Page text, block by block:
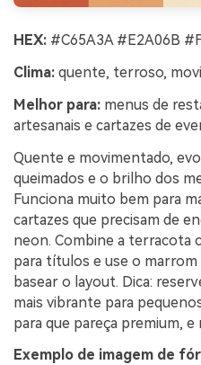
HEX: #C65A3A #E2A06B
Clima: quente, terroso,
Melhor para: menus de
artesanais e cartazes de
Quente e movimentado,
queimados e o brilho dos
Funciona muito bem para
cartazes que precisam de
neon. Combine a terracota
para títulos e use o
basear o layout. Dica:
mais vibrante para
para que pareça premium, e
Exemplo de imagem de